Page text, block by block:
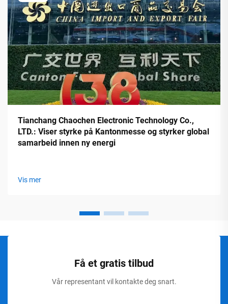
Tianchang Chaochen Electronic Technology Co.,
LTD.: Viser styrke på Kantonmesse og styrker global
samarbeid innen ny energi
Vis mer
Få et gratis tilbud
Vår representant vil kontakte deg snart.